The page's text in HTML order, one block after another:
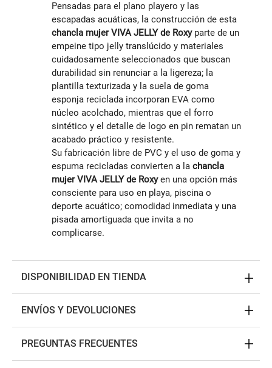
Pensadas para el plano playero y las
escapadas acuáticas, la construcción de esta
chancla mujer VIVA JELLY de Roxyparte de un
empeine tipo jelly translúcido y materiales
cuidadosamente seleccionados que buscan
durabilidad sin renunciar a la ligereza; la
plantilla texturizada y la suela de goma
esponja reciclada incorporan EVA como
núcleo acolchado, mientras que el forro
sintético y el detalle de logo en pin rematan un
acabado práctico y resistente.
Su fabricación libre de PVC y el uso de goma y
espuma recicladas convierten a la chancla
mujer VIVA JELLY de Roxyen una opción más
consciente para uso en playa, piscina o
deporte acuático; comodidad inmediata y una
pisada amortiguada que invita a no
complicarse.
DISPONIBILIDAD EN TIENDA
ENVÍOS Y DEVOLUCIONES
PREGUNTAS FRECUENTES